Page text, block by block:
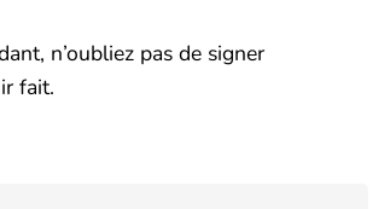
n’oubliez pas de signer
fait.